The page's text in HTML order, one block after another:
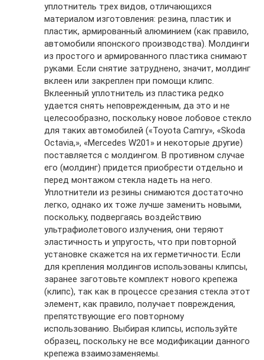
уплотнитель трех видов, отличающихся
материалом изготовления: резина, пластик и
пластик, армированный алюминием (как правило,
автомобили японского производства). Молдинги
из простого и армированного пластика снимают
руками. Если снятие затруднено, значит, молдинг
вклеен или закреплен при помощи клипс.
Вклеенный уплотнитель из пластика редко
удается снять неповрежденным, да это и не
целесообразно, поскольку новое лобовое стекло
для таких автомобилей («Toyota Camry», «Skoda
Octavia,», «Mercedes W201» и некоторые другие)
поставляется с молдингом. В противном случае
его (молдинг) придется приобрести отдельно и
перед монтажом стекла надеть на него.
Уплотнители из резины снимаются достаточно
легко, однако их тоже лучше заменить новыми,
поскольку, подвергаясь воздействию
ультрафиолетового излучения, они теряют
эластичность и упругость, что при повторной
установке скажется на их герметичности. Если
для крепления молдингов использованы клипсы,
заранее заготовьте комплект нового крепежа
(клипс), так как в процессе срезания стекла этот
элемент, как правило, получает повреждения,
препятствующие его повторному
использованию. Выбирая клипсы, используйте
образец, поскольку не все модификации данного
крепежа взаимозаменяемы.